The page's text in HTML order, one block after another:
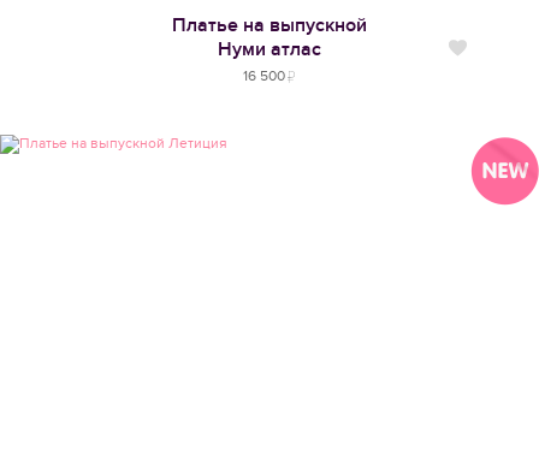
Платье на выпускной
Нуми атлас
16 500